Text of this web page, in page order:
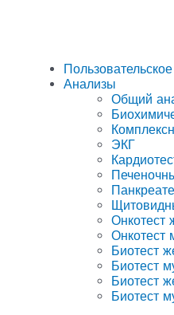
Анализы
Общий
ЭКГ
Онкотест
Онкотест
Биотест
Биотест
Биотест
Биотест